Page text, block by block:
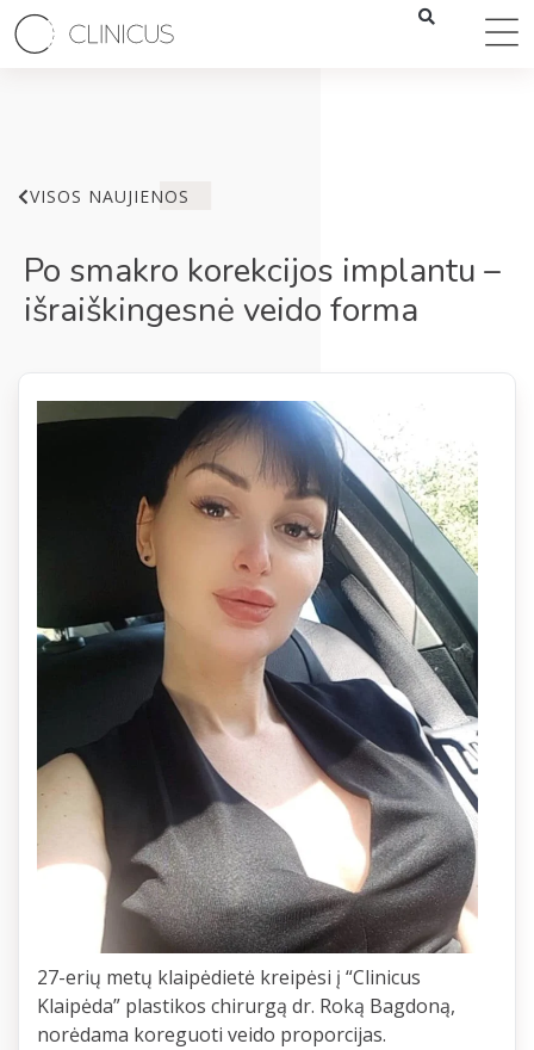
VISOS NAUJIENOS
Po smakro korekcijos implantu –
išraiškingesnė veido forma
27-erių metų klaipėdietė kreipėsi į “Clinicus
Klaipėda” plastikos chirurgą dr. Roką Bagdoną,
norėdama koreguoti veido proporcijas.